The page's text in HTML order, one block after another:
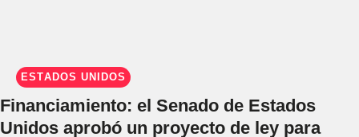
ESTADOS UNIDOS
Financiamiento: el Senado de Estados
Unidos aprobó un proyecto de ley para